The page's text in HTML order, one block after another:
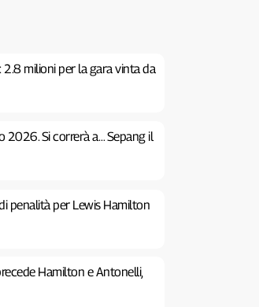
2.8 milioni per la gara vinta da
2026. Si correrà a… Sepang il
penalità per Lewis Hamilton
Hamilton e Antonelli,